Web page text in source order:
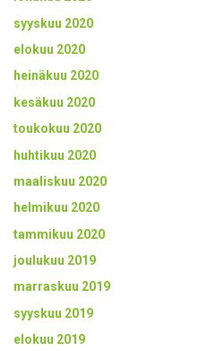
syyskuu 2020
elokuu 2020
heinäkuu 2020
kesäkuu 2020
toukokuu 2020
huhtikuu 2020
maaliskuu 2020
helmikuu 2020
tammikuu 2020
joulukuu 2019
marraskuu 2019
syyskuu 2019
elokuu 2019